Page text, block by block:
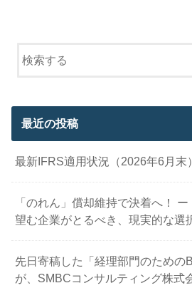
最近の投稿
最新IFRS適用状況（2026年6月末）
「のれん」償却維持で決着へ！
望む企業がとるべき、現実的な選
先日寄稿した「経理部門のための
が、SMBCコンサルティング株式